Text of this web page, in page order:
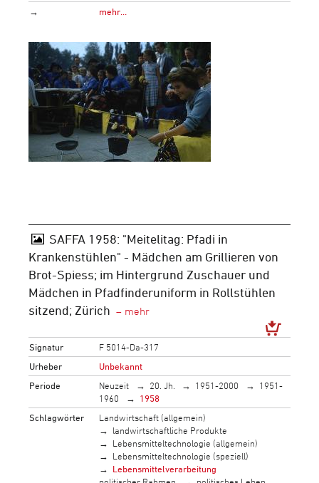
→
mehr…
SAFFA 1958: "Meitelitag: Pfadi in
Krankenstühlen" - Mädchen am Grillieren von
Brot-Spiess; im Hintergrund Zuschauer und
Mädchen in Pfadfinderuniform in Rollstühlen
sitzend; Zürich
Signatur
F 5014-Da-317
Urheber
Unbekannt
Periode
Neuzeit 20. Jh. 1951-2000
1951-
1960
1958
Schlagwörter
Landwirtschaft (allgemein)
landwirtschaftliche Produkte
Lebensmitteltechnologie (allgemein)
Lebensmitteltechnologie (speziell)
Lebensmittelverarbeitung